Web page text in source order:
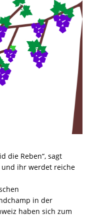
die Reben“, sagt
und ihr werdet reiche
in der
haben sich zum